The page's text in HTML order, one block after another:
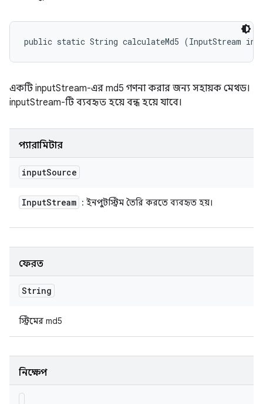
public static String calculateMd5 (InputStream
একটি inputStream-এর md5 গণনা করার জন্য সহায়ক মেথড।
inputStream-টি ব্যবহৃত হয়ে বন্ধ হয়ে যাবে।
প্যারামিটার
inputSource
InputStream : ইনপুটস্ট্রিম তৈরি করতে ব্যবহৃত হয়।
ফেরত
String
স্ট্রিমের md5
নিক্ষেপ